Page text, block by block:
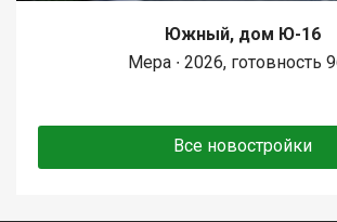
Южный, дом Ю-16
Мера ∙ 2026, готовность
Все новостройки